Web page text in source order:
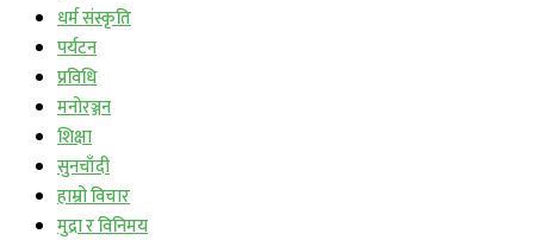
धर्म संस्कृति
पर्यटन
प्रविधि
मनोरञ्जन
शिक्षा
सुनचाँदी
हाम्रो विचार
मुद्रा र विनिमय